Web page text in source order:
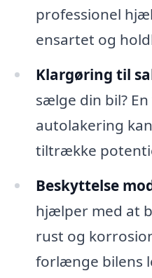
professionel
ensartet og
Klargøring til
sælge din bil?
autolakering
tiltrække
Beskyttelse
hjælper med at
rust og
forlænge bilens